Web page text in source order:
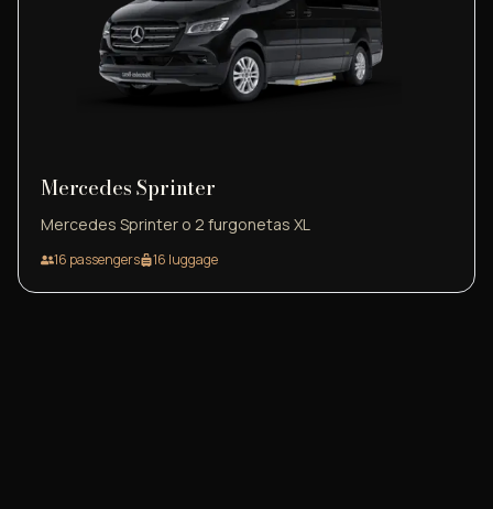
Mercedes Sprinter
Mercedes Sprinter o 2 furgonetas XL
16 passengers 16 luggage